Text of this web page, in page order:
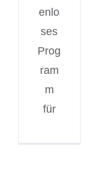
enlo
ses
Prog
ram
m
für